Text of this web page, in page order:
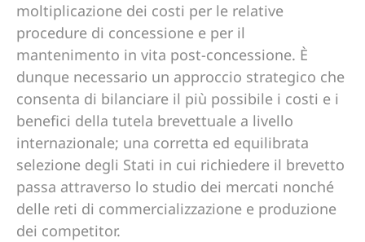
moltiplicazione dei costi per le relative
procedure di concessione e per il
mantenimento in vita post-concessione. È
dunque necessario un approccio strategico che
consenta di bilanciare il più possibile i costi e i
benefici della tutela brevettuale a livello
internazionale; una corretta ed equilibrata
selezione degli Stati in cui richiedere il brevetto
passa attraverso lo studio dei mercati nonché
delle reti di commercializzazione e produzione
dei competitor.